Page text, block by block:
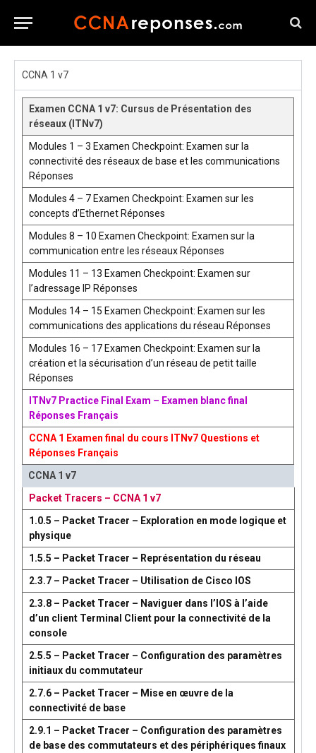
CCNA 1 v7
Examen CCNA 1 v7: Cursus de Présentation des
réseaux (ITNv7)
Modules 1 – 3 Examen Checkpoint: Examen sur la
connectivité des réseaux de base et les communications
Réponses
Modules 4 – 7 Examen Checkpoint: Examen sur les
concepts d’Ethernet Réponses
Modules 8 – 10 Examen Checkpoint: Examen sur la
communication entre les réseaux Réponses
Modules 11 – 13 Examen Checkpoint: Examen sur
l’adressage IP Réponses
Modules 14 – 15 Examen Checkpoint: Examen sur les
communications des applications du réseau Réponses
Modules 16 – 17 Examen Checkpoint: Examen sur la
création et la sécurisation d’un réseau de petit taille
Réponses
ITNv7 Practice Final Exam – Examen blanc final
Réponses Français
CCNA 1 Examen final du cours ITNv7 Questions et
Réponses Français
CCNA 1 v7
Packet Tracers – CCNA 1 v7
1.0.5 – Packet Tracer – Exploration en mode logique et
physique
1.5.5 – Packet Tracer – Représentation du réseau
2.3.7 – Packet Tracer – Utilisation de Cisco IOS
2.3.8 – Packet Tracer – Naviguer dans l’IOS à l’aide
d’un client Terminal Client pour la connectivité de la
console
2.5.5 – Packet Tracer – Configuration des paramètres
initiaux du commutateur
2.7.6 – Packet Tracer – Mise en œuvre de la
connectivité de base
2.9.1 – Packet Tracer – Configuration des paramètres
de base des commutateurs et des périphériques finaux